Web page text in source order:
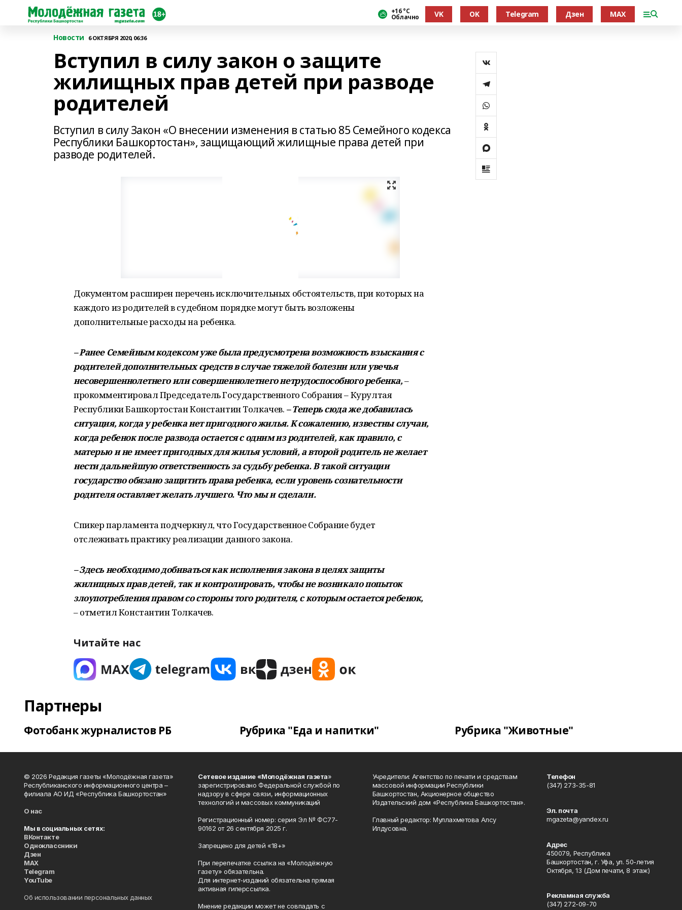
+16 °С
Облачно VK OK Telegram Дзен MAX
Новости 6 ОКТЯБРЯ 2020, 06:36
Вступил в силу закон о защите
жилищных прав детей при разводе
родителей
Вступил в силу Закон «О внесении изменения в статью 85 Семейного кодекса
Республики Башкортостан», защищающий жилищные права детей при
разводе родителей.
Документом расширен перечень исключительных обстоятельств, при которых на
каждого из родителей в судебном порядке могут быть возложены
дополнительные расходы на ребенка.
– Ранее Семейным кодексом уже была предусмотрена возможность взыскания с
родителей дополнительных средств в случае тяжелой болезни или увечья
несовершеннолетнего или совершеннолетнего нетрудоспособного ребенка,–
прокомментировал Председатель Государственного Собрания – Курултая
Республики Башкортостан Константин Толкачев. – Теперь сюда же добавилась
ситуация, когда у ребенка нет пригодного жилья. К сожалению, известны случаи,
когда ребенок после развода остается с одним из родителей, как правило, с
матерью и не имеет пригодных для жилья условий, а второй родитель не желает
нести дальнейшую ответственность за судьбу ребенка. В такой ситуации
государство обязано защитить права ребенка, если уровень сознательности
родителя оставляет желать лучшего. Что мы и сделали.
Спикер парламента подчеркнул, что Государственное Собрание будет
отслеживать практику реализации данного закона.
– Здесь необходимо добиваться как исполнения закона в целях защиты
жилищных прав детей, так и контролировать, чтобы не возникало попыток
злоупотребления правом со стороны того родителя, с которым остается ребенок,
– отметил Константин Толкачев.
Читайте нас
Партнеры
Фотобанк журналистов РБ Рубрика "Еда и напитки" Рубрика "Животные"
© 2026 Редакция газеты «Молодёжная газета»
Республиканского информационного центра –
филиала АО ИД «Республика Башкортостан»
О нас
Мы в социальных сетях:
ВКонтакте
Одноклассники
Дзен
MAX
Telegram
YouTube
Об использовании персональных данных
Сетевое издание «Молодёжная газета»
зарегистрировано Федеральной службой по
надзору в сфере связи, информационных
технологий и массовых коммуникаций
Регистрационный номер: серия Эл № ФС77-
90162 от 26 сентября 2025 г.
Запрещено для детей «18+»
При перепечатке ссылка на «Молодёжную
газету» обязательна.
Для интернет-изданий обязательна прямая
активная гиперссылка.
Мнение редакции может не совпадать с
Учредители: Агентство по печати и средствам
массовой информации Республики
Башкортостан, Акционерное общество
Издательский дом «Республика Башкортостан».
Главный редактор: Муллахметова Алсу
Илдусовна.
Телефон
(347) 273-35-81
Эл. почта
mgazeta@yandex.ru
Адрес
450079, Республика
Башкортостан, г. Уфа, ул. 50-летия
Октября, 13 (Дом печати, 8 этаж)
Рекламная служба
(347) 272-09-70